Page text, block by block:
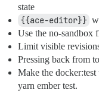
state
{{ace-editor}}
Use the no-sandbox
Limit visible
Pressing back from
Make the
yarn ember test.